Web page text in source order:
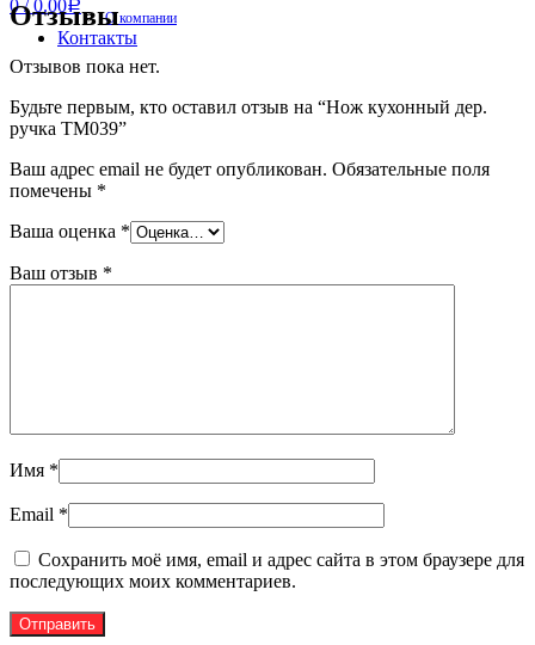
0/ 0.00Р
О компании
Контакты
Отзывы
Отзывов пока нет.
Будьте первым, кто оставил отзыв на “Нож кухонный дер.
ручка ТМ039”
Ваш адрес email не будет опубликован. Обязательные поля
помечены *
Ваша оценка *
Ваш отзыв *
Имя *
Email *
Сохранить моё имя, email и адрес сайта в этом браузере для
последующих моих комментариев.